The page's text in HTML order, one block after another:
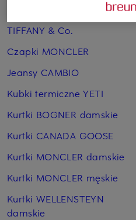
TIFFANY & Co.
Czapki MONCLER
Jeansy CAMBIO
Kubki termiczne YETI
Kurtki BOGNER damskie
Kurtki CANADA GOOSE
Kurtki MONCLER damskie
Kurtki MONCLER męskie
Kurtki WELLENSTEYN
damskie